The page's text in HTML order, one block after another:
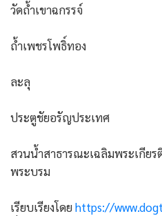
วัดถ้ำเขาฉกรรจ์
ถ้ำเพชรโพธิ์ทอง
ละลุ
ประตูชัยอรัญประเทศ
สวนน้ำสาธารณะเฉลิมพระเกียร
พระบรม
เรียบเรียงโดย https://